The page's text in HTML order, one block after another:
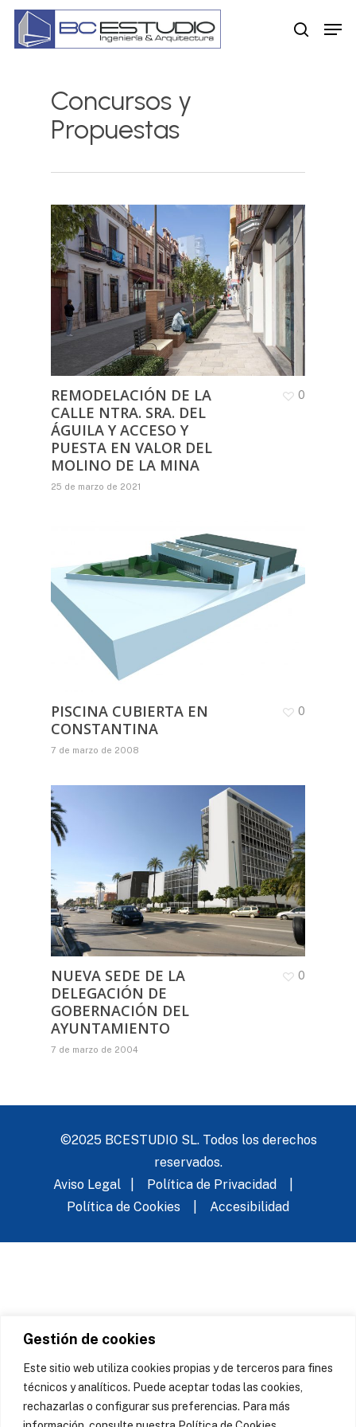
Gestión de cookies
Este sitio web utiliza cookies propias y de terceros para fines
técnicos y analíticos. Puede aceptar todas las cookies,
rechazarlas o configurar sus preferencias. Para más
Skip
search
Concursos y
Propuestas
REMODELACIÓN DE LA
CALLE NTRA. SRA. DEL
ÁGUILA Y ACCESO Y
PUESTA EN VALOR DEL
MOLINO DE LA MINA
25 de marzo de 2021
0
PISCINA CUBIERTA EN
CONSTANTINA
7 de marzo de 2008
0
NUEVA SEDE DE LA
DELEGACIÓN DE
GOBERNACIÓN DEL
AYUNTAMIENTO
7 de marzo de 2004
0
©2025 BCESTUDIO SL. Todos los derechos
reservados.
Aviso Legal
Política de Privacidad
Política de Cookies
Accesibilidad